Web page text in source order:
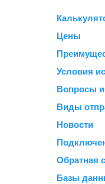
Цены
Условия
Вопросы и
Виды
Новости
Обратная
Базы